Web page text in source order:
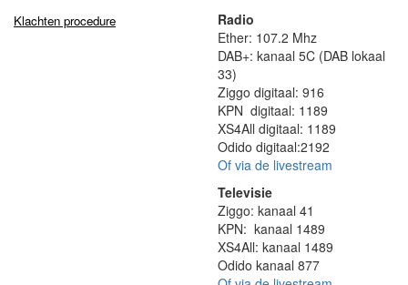
Klachten procedure
Radio
Ether: 107.2 Mhz
DAB+: kanaal 5C (DAB lokaal
33)
Ziggo digitaal: 916
KPN digitaal: 1189
XS4All digitaal: 1189
Odido digitaal:2192
Of via de livestream
Televisie
Ziggo: kanaal 41
KPN: kanaal 1489
XS4All: kanaal 1489
Odido kanaal 877